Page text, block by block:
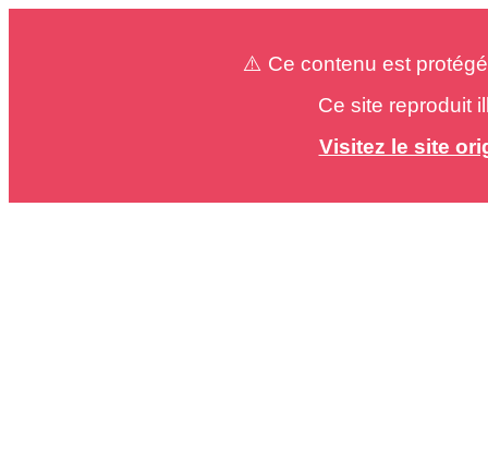
⚠️ Ce contenu est
Ce site reproduit
Visitez le site